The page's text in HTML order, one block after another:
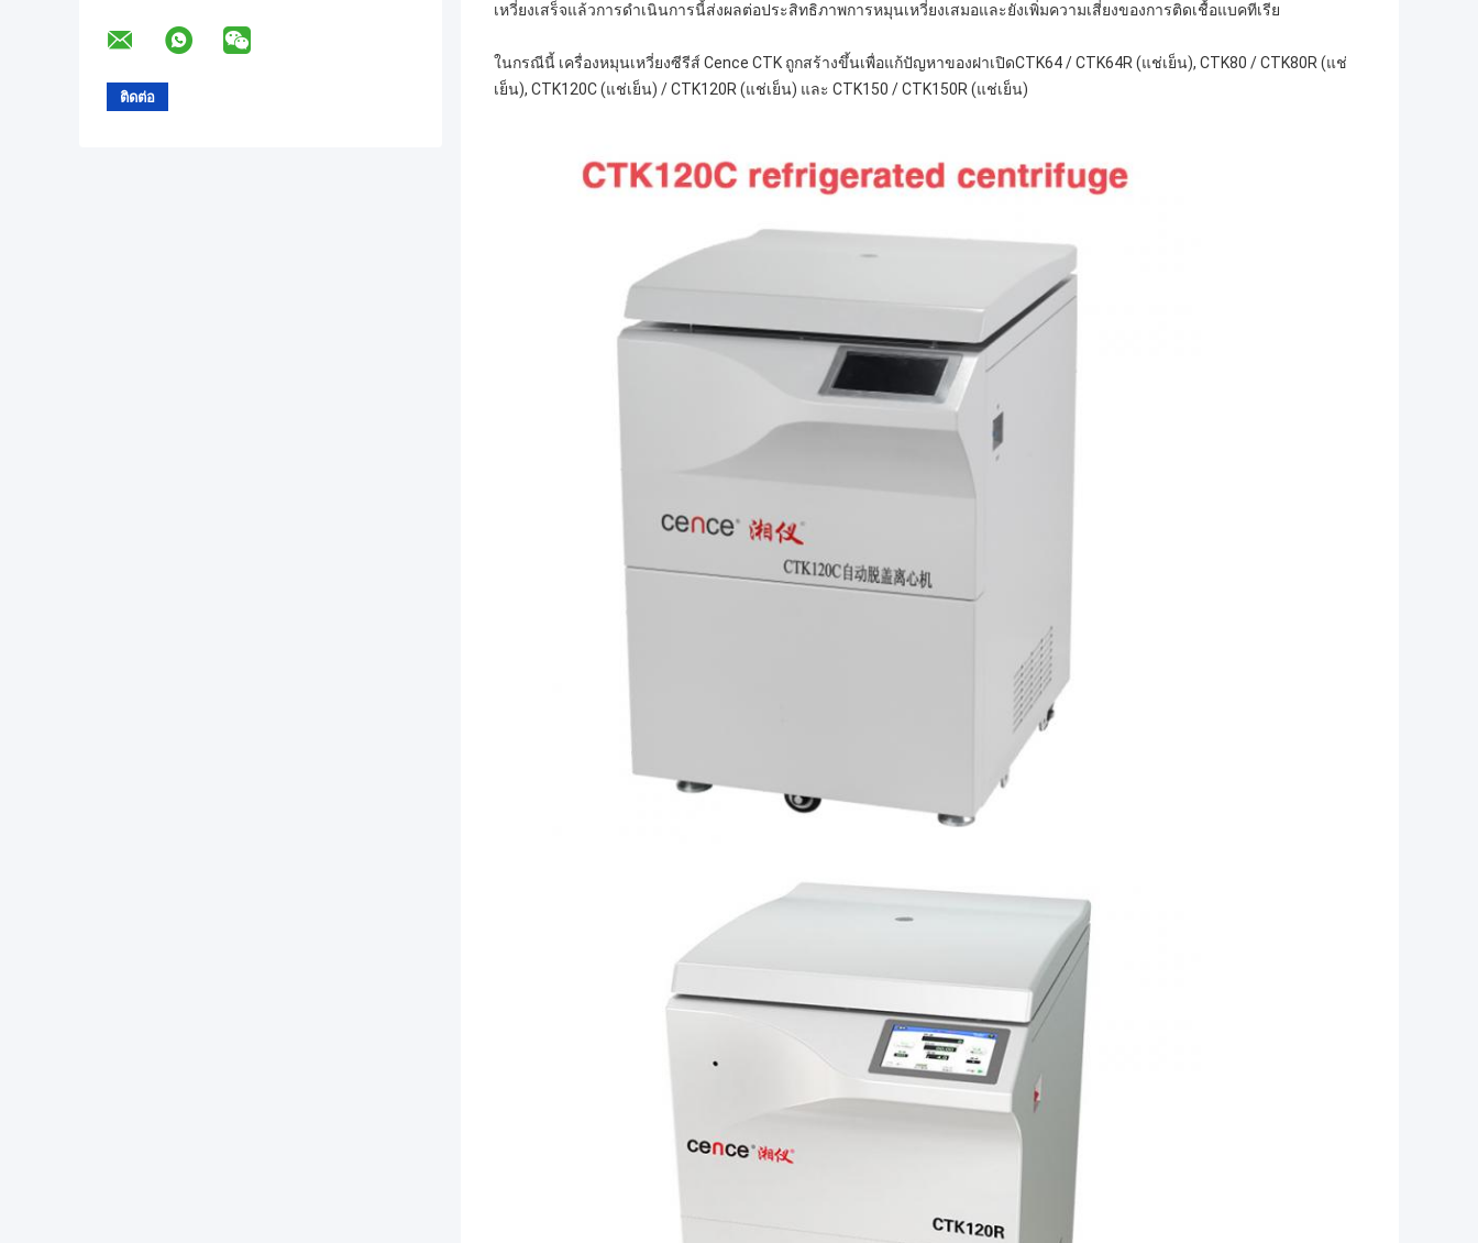
เหวี่ยงเสร็จแล้วการดำเนินการนี้ส่งผลต่อประสิทธิภาพการหมุนเหวี่ยงเสมอและยังเพิ่มความเสี่ยงของการติดเชื้อแบคทีเรีย
ในกรณีนี้ เครื่องหมุนเหวี่ยงซีรีส์ Cence CTK ถูกสร้างขึ้นเพื่อแก้ปัญหาของฝาเปิดCTK64 / CTK64R (แช่เย็น), CTK80 / CTK80R (แช่
เย็น), CTK120C (แช่เย็น) / CTK120R (แช่เย็น) และ CTK150 / CTK150R (แช่เย็น)